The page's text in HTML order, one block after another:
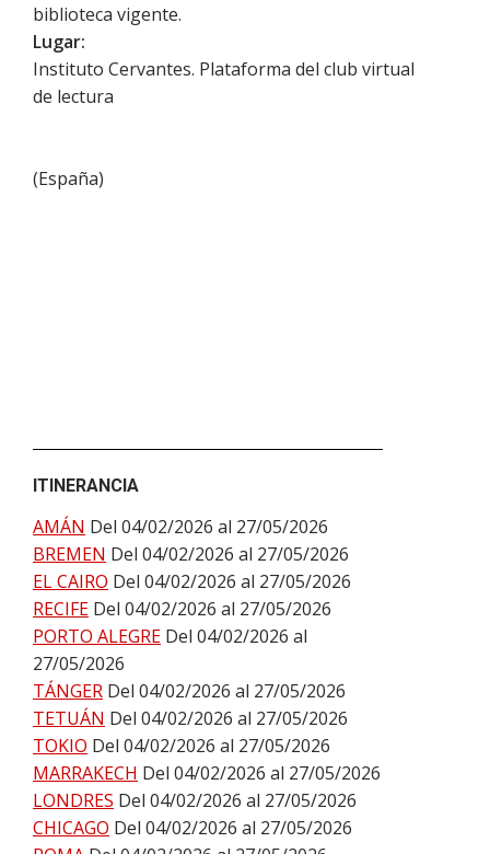
biblioteca vigente.
Lugar:
Instituto Cervantes. Plataforma del club virtual
de lectura
(España)
ITINERANCIA
AMÁN Del 04/02/2026 al 27/05/2026
BREMEN Del 04/02/2026 al 27/05/2026
EL CAIRO Del 04/02/2026 al 27/05/2026
RECIFE Del 04/02/2026 al 27/05/2026
PORTO ALEGRE Del 04/02/2026 al
27/05/2026
TÁNGER Del 04/02/2026 al 27/05/2026
TETUÁN Del 04/02/2026 al 27/05/2026
TOKIO Del 04/02/2026 al 27/05/2026
MARRAKECH Del 04/02/2026 al 27/05/2026
LONDRES Del 04/02/2026 al 27/05/2026
CHICAGO Del 04/02/2026 al 27/05/2026